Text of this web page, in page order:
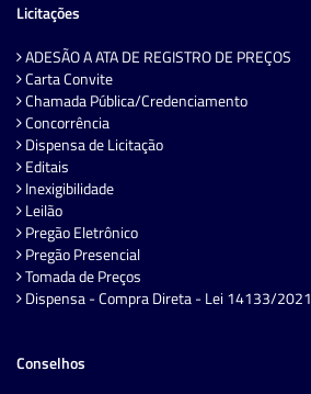
Licitações
ADESÃO A ATA DE REGISTRO DE PREÇOS
Carta Convite
Chamada Pública/Credenciamento
Concorrência
Dispensa de Licitação
Editais
Inexigibilidade
Leilão
Pregão Eletrônico
Pregão Presencial
Tomada de Preços
Dispensa - Compra Direta - Lei 14133/2021
Conselhos